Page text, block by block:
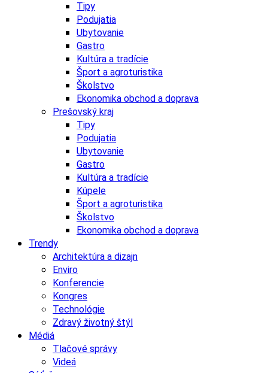
Tipy
Podujatia
Ubytovanie
Gastro
Kultúra a tradície
Šport a agroturistika
Školstvo
Ekonomika obchod a doprava
Prešovský kraj
Tipy
Podujatia
Ubytovanie
Gastro
Kultúra a tradície
Kúpele
Šport a agroturistika
Školstvo
Ekonomika obchod a doprava
Trendy
Architektúra a dizajn
Enviro
Konferencie
Kongres
Technológie
Zdravý životný štýl
Médiá
Tlačové správy
Videá